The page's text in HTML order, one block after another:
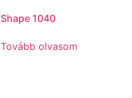
Shape 1040
Tovább olvasom